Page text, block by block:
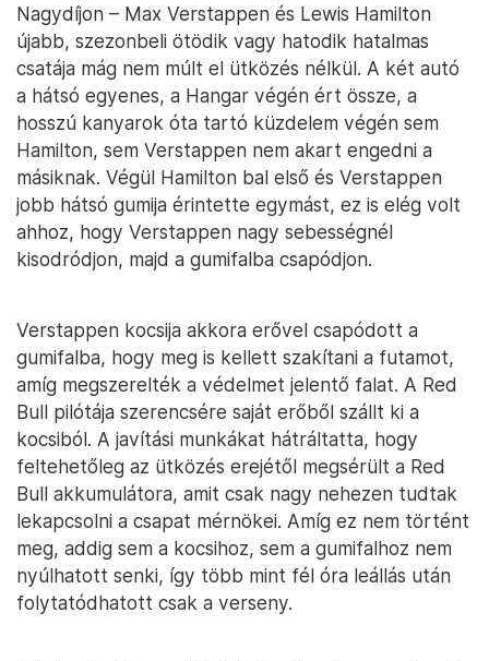
Nagydíjon – Max Verstappen és Lewis Hamilton
újabb, szezonbeli ötödik vagy hatodik hatalmas
csatája mág nem múlt el ütközés nélkül. A két autó
a hátsó egyenes, a Hangar végén ért össze, a
hosszú kanyarok óta tartó küzdelem végén sem
Hamilton, sem Verstappen nem akart engedni a
másiknak. Végül Hamilton bal első és Verstappen
jobb hátsó gumija érintette egymást, ez is elég volt
ahhoz, hogy Verstappen nagy sebességnél
kisodródjon, majd a gumifalba csapódjon.
Verstappen kocsija akkora erővel csapódott a
gumifalba, hogy meg is kellett szakítani a futamot,
amíg megszerelték a védelmet jelentő falat. A Red
Bull pilótája szerencsére saját erőből szállt ki a
kocsiból. A javítási munkákat hátráltatta, hogy
feltehetőleg az ütközés erejétől megsérült a Red
Bull akkumulátora, amit csak nagy nehezen tudtak
lekapcsolni a csapat mérnökei. Amíg ez nem történt
meg, addig sem a kocsihoz, sem a gumifalhoz nem
nyúlhatott senki, így több mint fél óra leállás után
folytatódhatott csak a verseny.